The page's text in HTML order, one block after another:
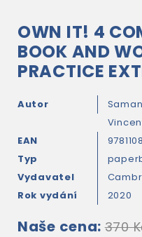
OWN IT! 4
BOOK AND
PRACTICE
Autor
EAN
Typ
Vydavatel
Rok vydání
2020
Naše cena: 370